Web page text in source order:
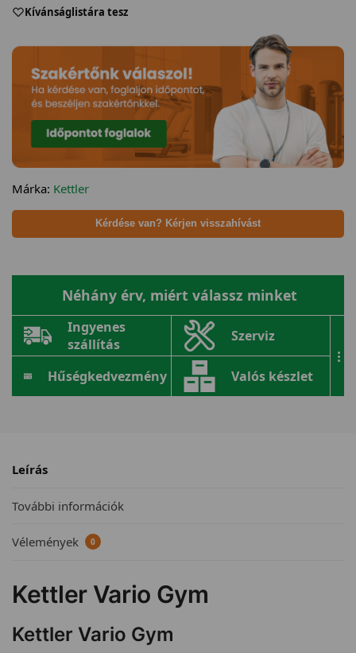
Kívánságlistára tesz
Márka: Kettler
Kérdése van? Kérjen visszahívást
Néhány érv, miért válassz minket
Ingyenes
szállítás
Szerviz
Hűségkedvezmény Valós készlet
...
Leírás
További információk
Vélemények 0
Kettler Vario Gym
Kettler Vario Gym